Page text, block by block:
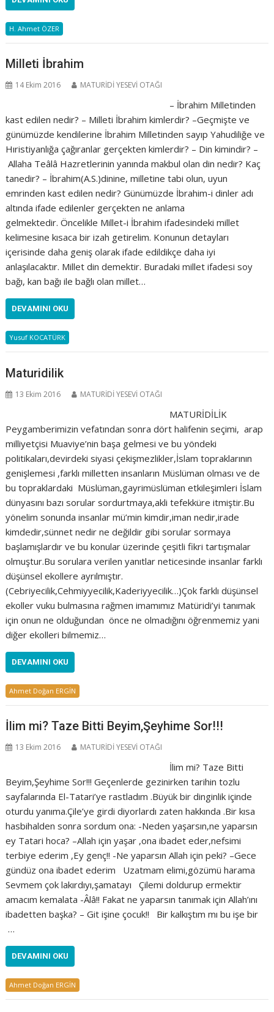
H. Ahmet ÖZER
Milleti İbrahim
14 Ekim 2016 MATURİDİ YESEVİ OTAĞI
– İbrahim Milletinden
kast edilen nedir? – Milleti İbrahim kimlerdir? –Geçmişte ve
günümüzde kendilerine İbrahim Milletinden sayıp Yahudiliğe ve
Hıristiyanlığa çağıranlar gerçekten kimlerdir? – Din kimindir? –
Allaha Teâlâ Hazretlerinin yanında makbul olan din nedir? Kaç
tanedir? – İbrahim(A.S.)dinine, milletine tabi olun, uyun
emrinden kast edilen nedir? Günümüzde İbrahim-i dinler adı
altında ifade edilenler gerçekten ne anlama
gelmektedir. Öncelikle Millet-i İbrahim ifadesindeki millet
kelimesine kısaca bir izah getirelim. Konunun detayları
içerisinde daha geniş olarak ifade edildikçe daha iyi
anlaşılacaktır. Millet din demektir. Buradaki millet ifadesi soy
bağı, kan bağı ile bağlı olan millet…
DEVAMINI OKU
Yusuf KOCATÜRK
Maturidilik
13 Ekim 2016 MATURİDİ YESEVİ OTAĞI
MATURİDİLİK
Peygamberimizin vefatından sonra dört halifenin seçimi, arap
milliyetçisi Muaviye’nin başa gelmesi ve bu yöndeki
politikaları,devirdeki siyasi çekişmezlikler,İslam topraklarının
genişlemesi ,farklı milletten insanların Müslüman olması ve de
bu topraklardaki Müslüman,gayrimüslüman etkileşimleri İslam
dünyasını bazı sorular sordurtmaya,akli tefekküre itmiştir.Bu
yönelim sonunda insanlar mü’min kimdir,iman nedir,irade
kimdedir,sünnet nedir ne değildir gibi sorular sormaya
başlamışlardır ve bu konular üzerinde çeşitli fikri tartışmalar
olmuştur.Bu sorulara verilen yanıtlar neticesinde insanlar farklı
düşünsel ekollere ayrılmıştır.
(Cebriyecilik,Cehmiyyecilik,Kaderiyyecilik…)Çok farklı düşünsel
ekoller vuku bulmasına rağmen imamımız Matüridi’yi tanımak
için onun ne olduğundan önce ne olmadığını öğrenmemiz yani
diğer ekolleri bilmemiz…
DEVAMINI OKU
Ahmet Doğan ERGİN
İlim mi? Taze Bitti Beyim,Şeyhime Sor!!!
13 Ekim 2016 MATURİDİ YESEVİ OTAĞI
İlim mi? Taze Bitti
Beyim,Şeyhime Sor!!! Geçenlerde gezinirken tarihin tozlu
sayfalarında El-Tatari’ye rastladım .Büyük bir dinginlik içinde
oturdu yanıma.Çile’ye girdi diyorlardı zaten hakkında .Bir kısa
hasbihalden sonra sordum ona: -Neden yaşarsın,ne yaparsın
ey Tatari hoca? –Allah için yaşar ,ona ibadet eder,nefsimi
terbiye ederim ,Ey genç!! -Ne yaparsın Allah için peki? –Gece
gündüz ona ibadet ederim Uzatmam elimi,gözümü harama
Sevmem çok lakırdıyı,şamatayı Çilemi doldurup ermektir
amacım kemalata -Âlâ!! Fakat ne yaparsın tanımak için Allah’ını
ibadetten başka? – Git işine çocuk!! Bir kalkıştım mı bu işe bir
…
DEVAMINI OKU
Ahmet Doğan ERGİN